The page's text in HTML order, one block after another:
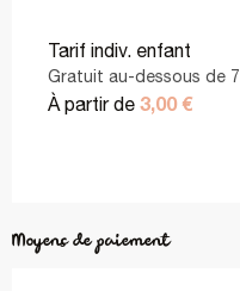
Tarif indiv. enfant
Gratuit au-dessous de
À partir de 3,00 €
Moyens de paiement